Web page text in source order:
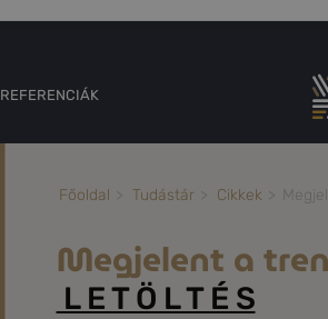
REFERENCIÁK
Főoldal Tudástár Cikkek
Megjelent a
L E T Ö L T É S